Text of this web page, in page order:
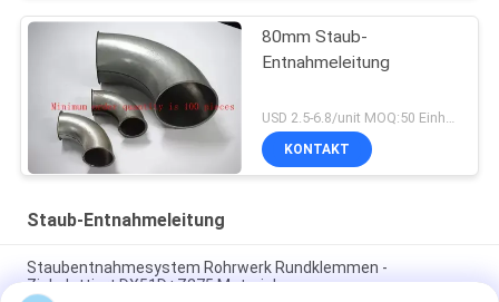
80mm Staub-
Entnahmeleitung
USD 2.5-6.8/unit MOQ:50 Einheiten
KONTAKT
Staub-Entnahmeleitung
Staubentnahmesystem Rohrwerk Rundklemmen -
Zinkplattiert DX51D+Z275 Material